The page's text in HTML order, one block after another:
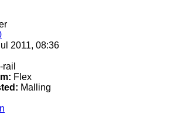
2011, 08:36
Flex
Malling